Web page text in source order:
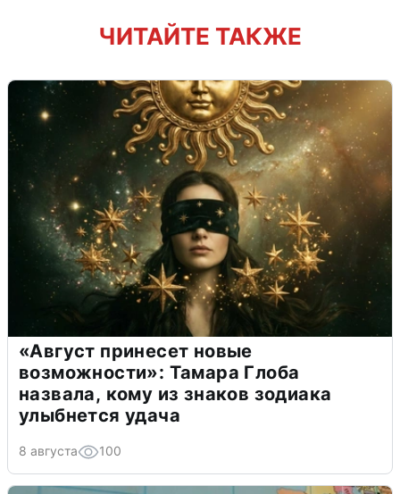
ЧИТАЙТЕ ТАКЖЕ
«Август принесет новые
возможности»: Тамара Глоба
назвала, кому из знаков зодиака
улыбнется удача
8 августа 100